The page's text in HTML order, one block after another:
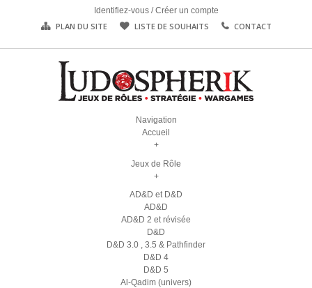
Identifiez-vous /Créer un compte
PLAN DU SITE LISTE DE SOUHAITS CONTACT
Navigation
Accueil
+
Jeux de Rôle
+
AD&D et D&D
AD&D
AD&D 2 et révisée
D&D
D&D 3.0 , 3.5 & Pathfinder
D&D 4
D&D 5
Al-Qadim (univers)